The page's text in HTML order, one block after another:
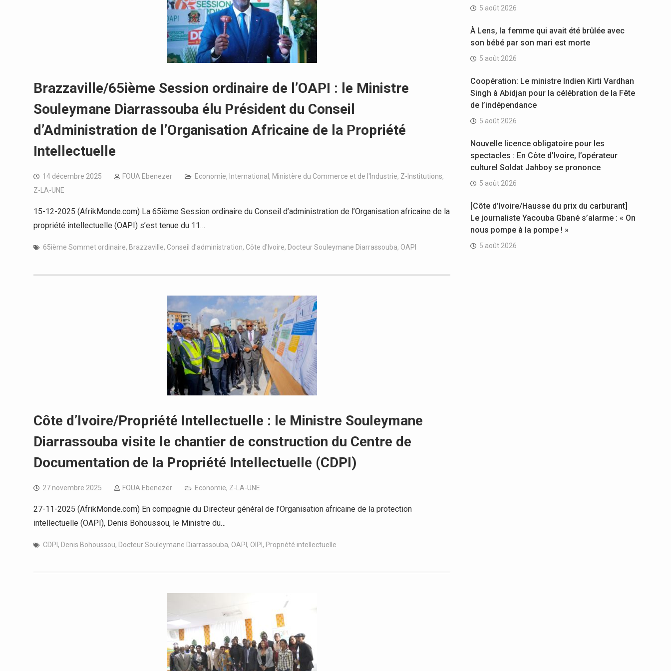
Brazzaville/65ième Session ordinaire de l’OAPI : le Ministre
Souleymane Diarrassouba élu Président du Conseil
d’Administration de l’Organisation Africaine de la Propriété
Intellectuelle
14 décembre 2025 FOUA Ebenezer Economie, International , Ministère du Commerce et de l'Industrie, Z-Institutions,
Z-LA-UNE
15-12-2025 (AfrikMonde.com) La 65ième Session ordinaire du Conseil d’administration de l’Organisation africaine de la
propriété intellectuelle (OAPI) s’est tenue du 11…
65ième Sommet ordinaire, Brazzaville, Conseil d'administration, Côte d'Ivoire, Docteur Souleymane Diarrassouba, OAPI
Côte d’Ivoire/Propriété Intellectuelle : le Ministre Souleymane
Diarrassouba visite le chantier de construction du Centre de
Documentation de la Propriété Intellectuelle (CDPI)
27 novembre 2025 FOUA Ebenezer Economie, Z-LA-UNE
27-11-2025 (AfrikMonde.com) En compagnie du Directeur général de l’Organisation africaine de la protection
intellectuelle (OAPI), Denis Bohoussou, le Ministre du…
CDPI , Denis Bohoussou, Docteur Souleymane Diarrassouba, OAPI , OIPI , Propriété intellectuelle
5 août 2026
À Lens, la femme qui avait été brûlée avec
son bébé par son mari est morte
5 août 2026
Coopération: Le ministre Indien Kirti Vardhan
Singh à Abidjan pour la célébration de la Fête
de l’indépendance
5 août 2026
Nouvelle licence obligatoire pour les
spectacles : En Côte d’Ivoire, l’opérateur
culturel Soldat Jahboy se prononce
5 août 2026
[Côte d’Ivoire/Hausse du prix du carburant]
Le journaliste Yacouba Gbané s’alarme : « On
nous pompe à la pompe ! »
5 août 2026